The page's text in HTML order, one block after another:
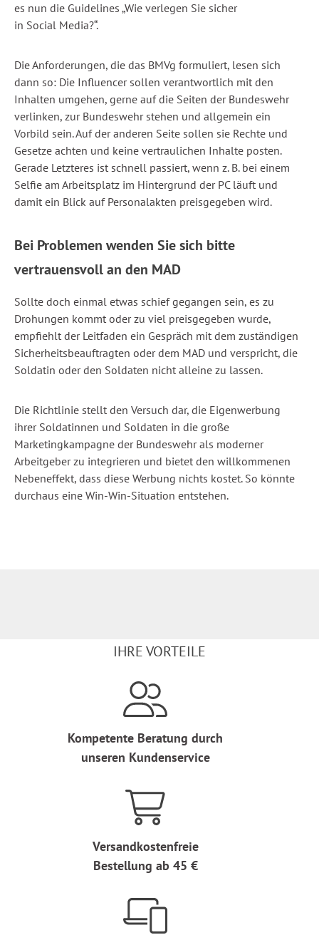
es nun die Guidelines „Wie verlegen Sie sicher
in Social Media?“.
Die Anforderungen, die das BMVg formuliert, lesen sich
dann so: Die Influencer sollen verantwortlich mit den
Inhalten umgehen, gerne auf die Seiten der Bundeswehr
verlinken, zur Bundeswehr stehen und allgemein ein
Vorbild sein. Auf der anderen Seite sollen sie Rechte und
Gesetze achten und keine vertraulichen Inhalte posten.
Gerade Letzteres ist schnell passiert, wenn z. B. bei einem
Selfie am Arbeitsplatz im Hintergrund der PC läuft und
damit ein Blick auf Personalakten preisgegeben wird.
Bei Problemen wenden Sie sich bitte
vertrauensvoll an den MAD
Sollte doch einmal etwas schief gegangen sein, es zu
Drohungen kommt oder zu viel preisgegeben wurde,
empfiehlt der Leitfaden ein Gespräch mit dem zuständigen
Sicherheitsbeauftragten oder dem MAD und verspricht, die
Soldatin oder den Soldaten nicht alleine zu lassen.
Die Richtlinie stellt den Versuch dar, die Eigenwerbung
ihrer Soldatinnen und Soldaten in die große
Marketingkampagne der Bundeswehr als moderner
Arbeitgeber zu integrieren und bietet den willkommenen
Nebeneffekt, dass diese Werbung nichts kostet. So könnte
durchaus eine Win-Win-Situation entstehen.
IHRE VORTEILE
Kompetente Beratung durch
unseren Kundenservice
Versandkostenfreie
Bestellung ab 45 €